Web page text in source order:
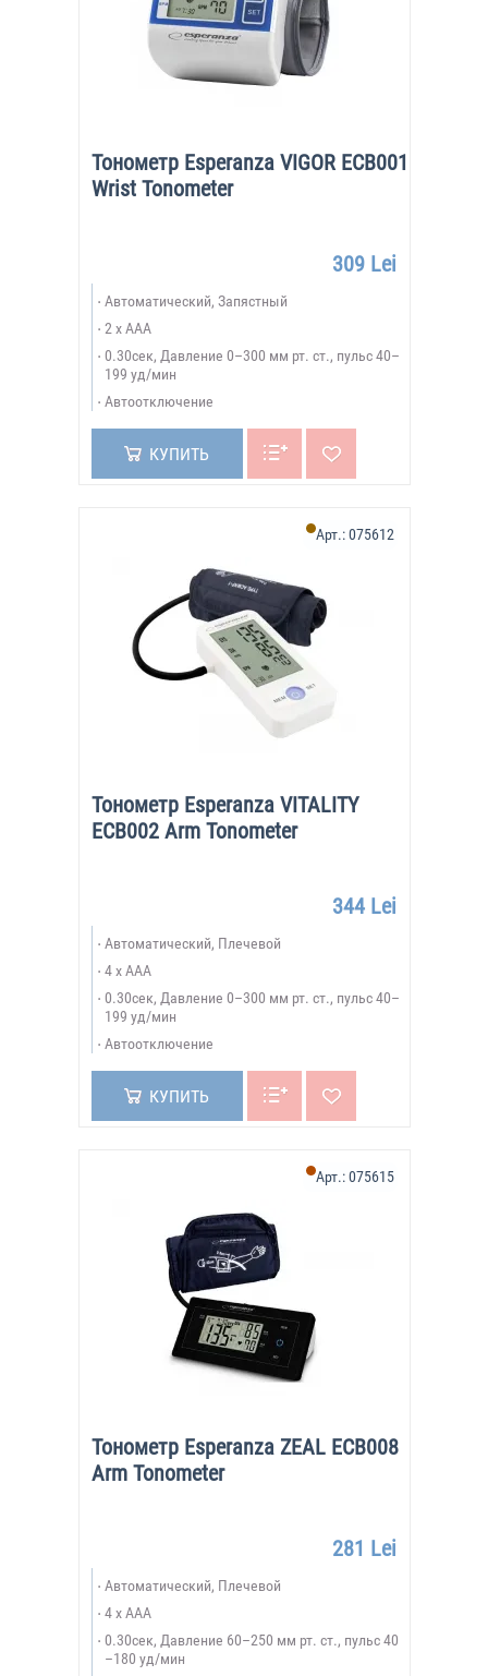
Тонометр Esperanza VIGOR ECB001
Wrist Tonometer
309 Lei
Автоматический, Запястный
2 x AAA
0.30сек, Давление 0–300 мм рт. ст., пульс 40–
199 уд/мин
Автоотключение
КУПИТЬ
Тонометр Esperanza VITALITY
ECB002 Arm Tonometer
Арт.:075612
344 Lei
Автоматический, Плечевой
4 x AAA
0.30сек, Давление 0–300 мм рт. ст., пульс 40–
199 уд/мин
Автоотключение
КУПИТЬ
Тонометр Esperanza ZEAL ECB008
Arm Tonometer
Арт.:075615
281 Lei
Автоматический, Плечевой
4 x AAA
0.30сек, Давление 60–250 мм рт. ст., пульс 40
–180 уд/мин